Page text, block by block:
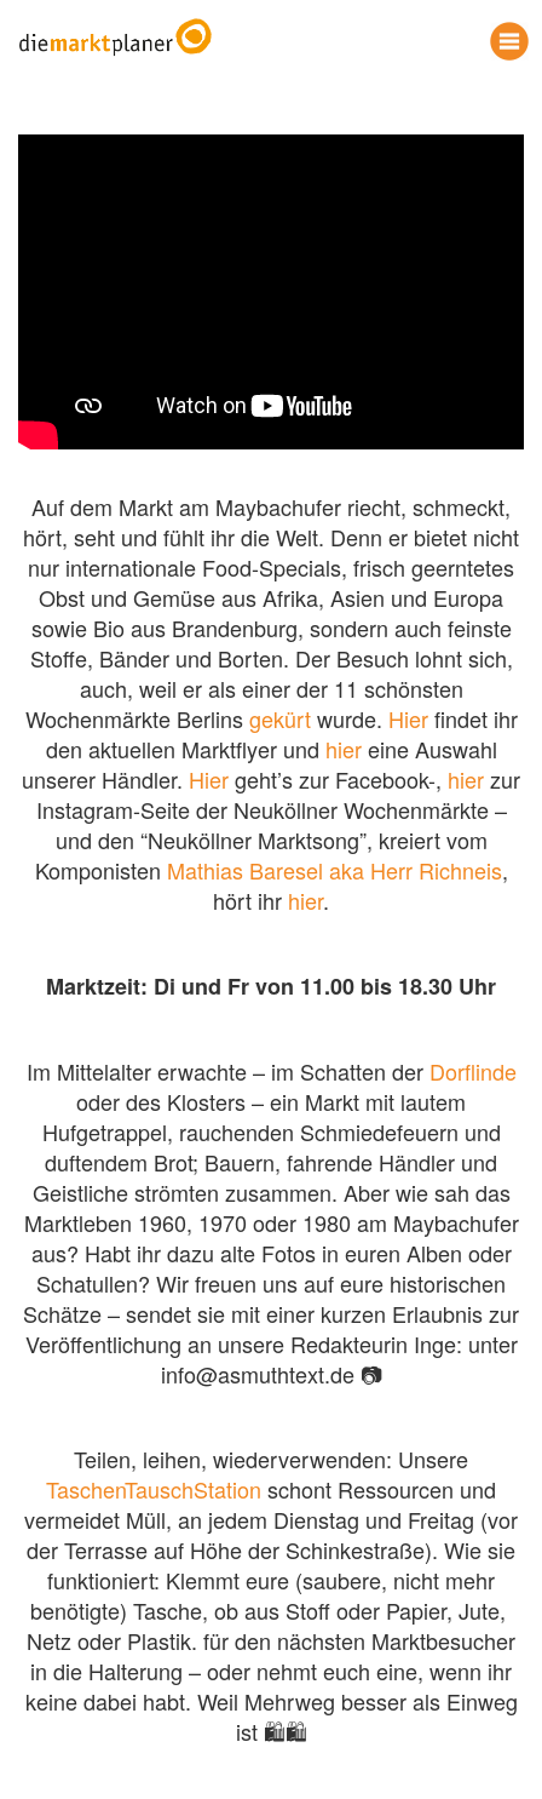
Auf dem Markt am Maybachufer riecht, schmeckt,
hört, seht und fühlt ihr die Welt. Denn er bietet nicht
nur internationale Food-Specials, frisch geerntetes
Obst und Gemüse aus Afrika, Asien und Europa
sowie Bio aus Brandenburg, sondern auch feinste
Stoffe, Bänder und Borten. Der Besuch lohnt sich,
auch, weil er als einer der 11 schönsten
Wochenmärkte Berlinsgekürtwurde. Hierfindet ihr
den aktuellen Marktflyer und hiereine Auswahl
unserer Händler. Hiergeht’s zur Facebook-, hierzur
Instagram-Seite der Neuköllner Wochenmärkte –
und den “Neuköllner Marktsong”, kreiert vom
Komponisten Mathias Baresel aka Herr Richneis,
hört ihr hier.
Marktzeit: Di und Fr von 11.00 bis 18.30 Uhr
Im Mittelalter erwachte – im Schatten der Dorflinde
oder des Klosters – ein Markt mit lautem
Hufgetrappel, rauchenden Schmiedefeuern und
duftendem Brot; Bauern, fahrende Händler und
Geistliche strömten zusammen. Aber wie sah das
Marktleben 1960, 1970 oder 1980 am Maybachufer
aus? Habt ihr dazu alte Fotos in euren Alben oder
Schatullen? Wir freuen uns auf eure historischen
Schätze – sendet sie mit einer kurzen Erlaubnis zur
Veröffentlichung an unsere Redakteurin Inge: unter
info@asmuthtext.de 📷
Teilen, leihen, wiederverwenden: Unsere
TaschenTauschStation schont Ressourcen und
vermeidet Müll, an jedem Dienstag und Freitag (vor
der Terrasse auf Höhe der Schinkestraße). Wie sie
funktioniert: Klemmt eure (saubere, nicht mehr
benötigte) Tasche, ob aus Stoff oder Papier, Jute,
Netz oder Plastik. für den nächsten Marktbesucher
in die Halterung – oder nehmt euch eine, wenn ihr
keine dabei habt. Weil Mehrweg besser als Einweg
ist 🛍️🛍️